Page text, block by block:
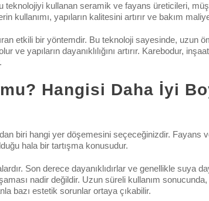
kullanan seramik ve fayans üreticileri,
yapıların kalitesini artırır ve bakım
etkili bir yöntemdir. Bu teknoloji sayesinde, uzun
ve yapıların dayanıklılığını artırır. Karebodur,
Hangisi Daha İyi
biri hangi yer döşemesini seçeceğinizdir. Fayans
hala bir tartışma konusudur.
Son derece dayanıklıdırlar ve genellikle suya
nadir değildir. Uzun süreli kullanım
bazı estetik sorunlar ortaya çıkabilir.